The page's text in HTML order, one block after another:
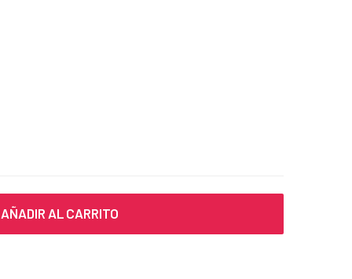
AÑADIR AL CARRITO